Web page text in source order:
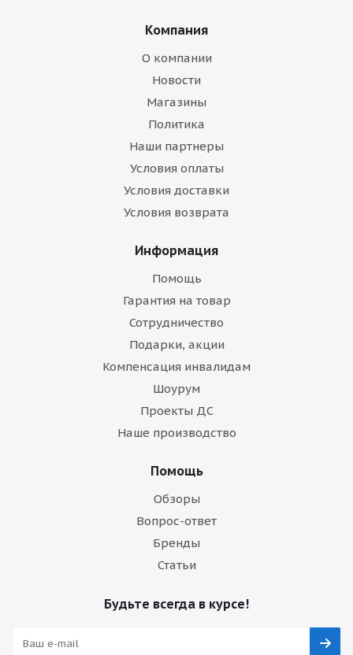
Компания
О компании
Новости
Магазины
Политика
Наши партнеры
Условия оплаты
Условия доставки
Условия возврата
Информация
Помощь
Гарантия на товар
Сотрудничество
Подарки, акции
Компенсация инвалидам
Шоурум
Проекты ДС
Наше производство
Помощь
Обзоры
Вопрос-ответ
Бренды
Статьи
Будьте всегда в курсе!